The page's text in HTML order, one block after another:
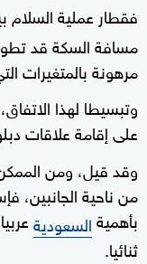
فقطار عملية السلام
مسافة السكة قد
مرهونة بالمتغيرات
وتبسيطا لهذا
على إقامة علاقات
وقد قيل، ومن الممكن
من ناحية الجانبين،
بأهميةالسعودية
ثنائيا.